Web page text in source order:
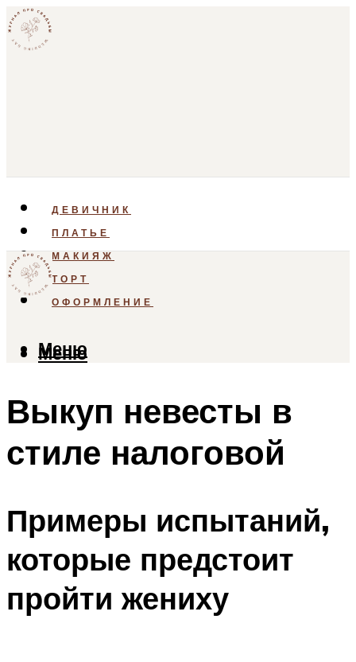
ДЕВИЧНИК
ПЛАТЬЕ
МАКИЯЖ
ТОРТ
ОФОРМЛЕНИЕ
Меню
Меню
Выкуп невесты в
стиле налоговой
Примеры испытаний,
которые предстоит
пройти жениху